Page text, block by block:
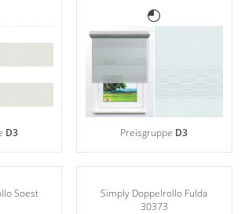
D3 Preisgruppe D3
Soest
Simply Doppelrollo Fulda
30373